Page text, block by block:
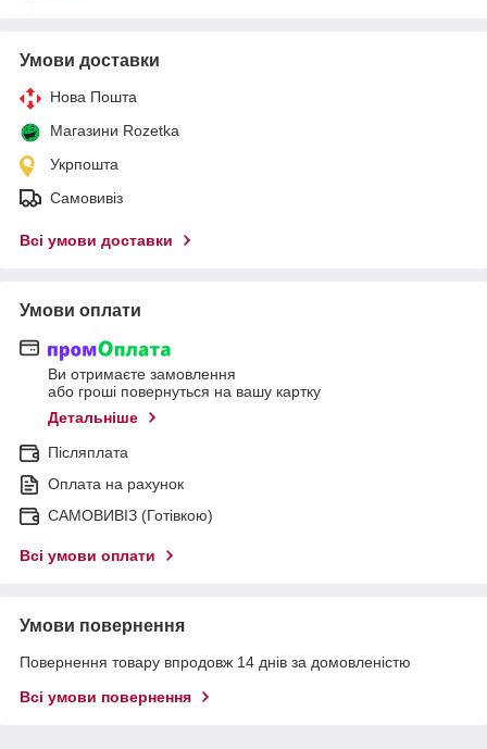
Умови доставки
Нова Пошта
Магазини Rozetka
Укрпошта
Самовивіз
Всі умови доставки
Умови оплати
Ви отримаєте замовлення
або гроші повернуться на вашу картку
Детальніше
Післяплата
Оплата на рахунок
САМОВИВІЗ (Готівкою)
Всі умови оплати
Умови повернення
Повернення товару впродовж 14 днів за домовленістю
Всі умови повернення